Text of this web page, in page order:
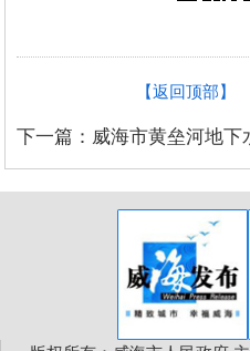
【返回顶部】
下一篇：威海市黄垒河地下